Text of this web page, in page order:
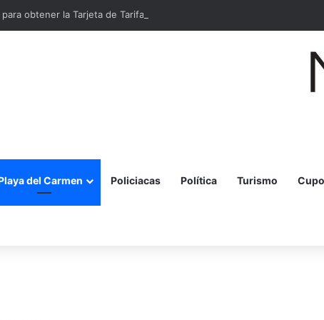
obtener la Tarjeta de Tarifa Social MOBI en Cancún
del Carmen Policiacas Política Turismo